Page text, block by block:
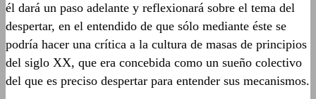
él dará un paso adelante y reflexionará sobre el tema del
despertar, en el entendido de que sólo mediante éste se
podría hacer una crítica a la cultura de masas de principios
del siglo XX, que era concebida como un sueño colectivo
del que es preciso despertar para entender sus mecanismos.